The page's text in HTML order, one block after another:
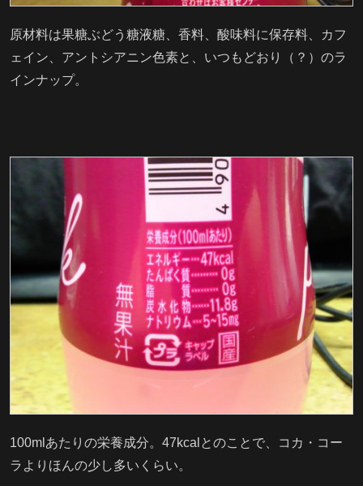
原材料は果糖ぶどう糖液糖、香料、酸味料に保存料、カフ
ェイン、アントシアニン色素と、いつもどおり（？）のラ
インナップ。
100mlあたりの栄養成分。47kcalとのことで、コカ・コー
ラよりほんの少し多いくらい。